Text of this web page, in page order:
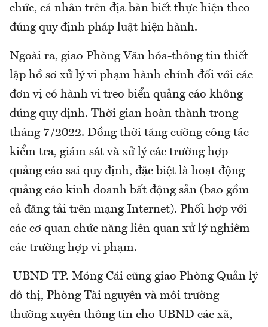
chức, cá nhân trên địa bàn biết thực hiện theo
đúng quy định pháp luật hiện hành.
Ngoài ra, giao Phòng Văn hóa-thông tin thiết
lập hồ sơ xử lý vi phạm hành chính đối với các
đơn vị có hành vi treo biển quảng cáo không
đúng quy định. Thời gian hoàn thành trong
tháng 7/2022. Đồng thời tăng cường công tác
kiểm tra, giám sát và xử lý các trường hợp
quảng cáo sai quy định, đặc biệt là hoạt động
quảng cáo kinh doanh bất động sản (bao gồm
cả đăng tải trên mạng Internet). Phối hợp với
các cơ quan chức năng liên quan xử lý nghiêm
các trường hợp vi phạm.
UBND TP. Móng Cái cũng giao Phòng Quản lý
đô thị, Phòng Tài nguyên và môi trường
thường xuyên thông tin cho UBND các xã,